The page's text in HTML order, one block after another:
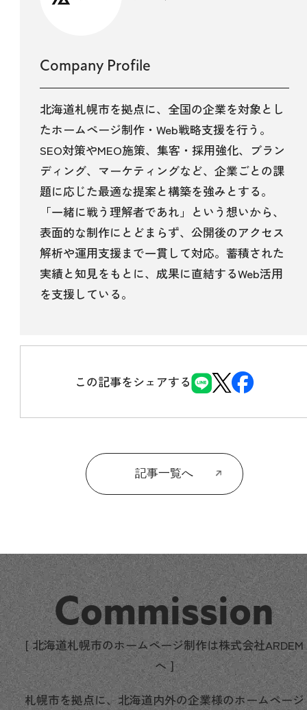
Company Profile
北海道札幌市を拠点に、全国の企業を対象とし
たホームページ制作・Web戦略支援を行う。
SEO対策やMEO施策、集客・採用強化、ブラン
ディング、マーケティングなど、企業ごとの課
題に応じた最適な提案と構築を強みとする。
「一緒に戦う理解者であれ」という想いから、
表面的な制作にとどまらず、公開後のアクセス
解析や運用支援まで一貫して対応。蓄積された
実績と知見をもとに、成果に直結するWeb活用
を支援している。
この記事をシェアする
記事一覧へ
Commission
[ 北海道札幌市のホームページ制作は株式会社ARDEM
へ ]
札幌市を拠点に、北海道内外の企業様のホームページ